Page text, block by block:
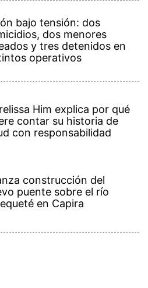
bajo tensión: dos
dos menores
y tres detenidos en
operativos
Him explica por qué
contar su historia de
con responsabilidad
construcción del
puente sobre el río
en Capira